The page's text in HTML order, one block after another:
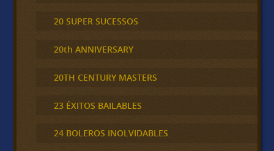
20 SUPER SUCESSOS
20th ANNIVERSARY
20TH CENTURY MASTERS
23 ÉXITOS BAILABLES
24 BOLEROS INOLVIDABLES